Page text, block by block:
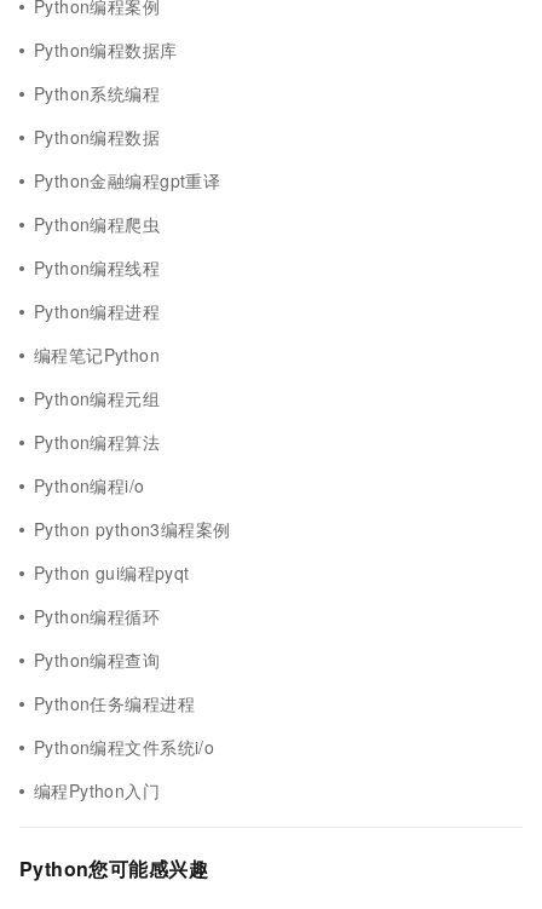
Python编程案例
Python编程数据库
Python系统编程
Python编程数据
Python金融编程gpt重译
Python编程爬虫
Python编程线程
Python编程进程
编程笔记Python
Python编程元组
Python编程算法
Python编程i/o
Python python3编程案例
Python gui编程pyqt
Python编程循环
Python编程查询
Python任务编程进程
Python编程文件系统i/o
编程Python入门
Python您可能感兴趣